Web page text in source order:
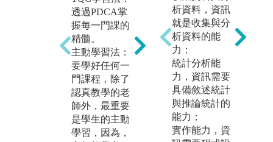
透過PDCA掌
握每一門課的
精髓。
主動學習法：
要學好任何一
門課程，除了
認真教學的老
師外，最重要
是學生的主動
學習，因為，
專題實作：由5
-6人組成團
隊，針對某一
主題進行實作
(如大數據推薦
系統之製作)，
除了整合三年
多來學習到的
相關技術外，
也培養學生團
隊合作的精
析資料，資訊
就是收集與分
析資料的能
力；
統計分析能
力，資訊需要
具備敘述統計
與推論統計的
能力；
實作能力，資